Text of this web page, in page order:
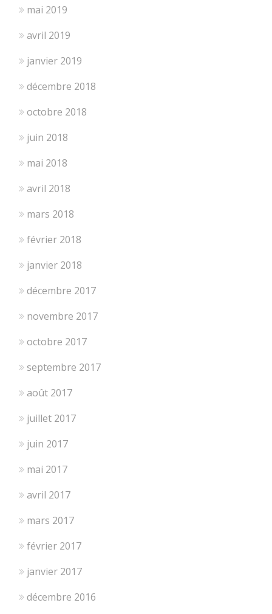
mai 2019
avril 2019
janvier 2019
décembre 2018
octobre 2018
juin 2018
mai 2018
avril 2018
mars 2018
février 2018
janvier 2018
décembre 2017
novembre 2017
octobre 2017
septembre 2017
août 2017
juillet 2017
juin 2017
mai 2017
avril 2017
mars 2017
février 2017
janvier 2017
décembre 2016